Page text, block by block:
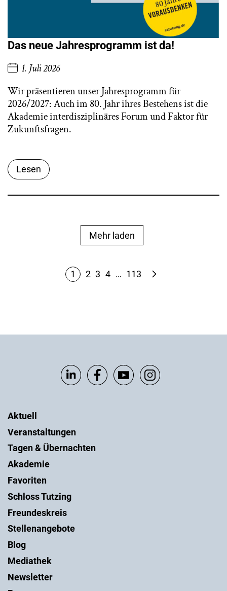
Das neue Jahresprogramm ist da!
1. Juli 2026
Wir präsentieren unser Jahresprogramm für
2026/2027: Auch im 80. Jahr ihres Bestehens ist die
Akademie interdisziplinäres Forum und Faktor für
Zukunftsfragen.
Lesen
Mehr laden
1 2 3 4 … 113
Aktuell
Veranstaltungen
Tagen & Übernachten
Akademie
Favoriten
Schloss Tutzing
Freundeskreis
Stellenangebote
Blog
Mediathek
Newsletter